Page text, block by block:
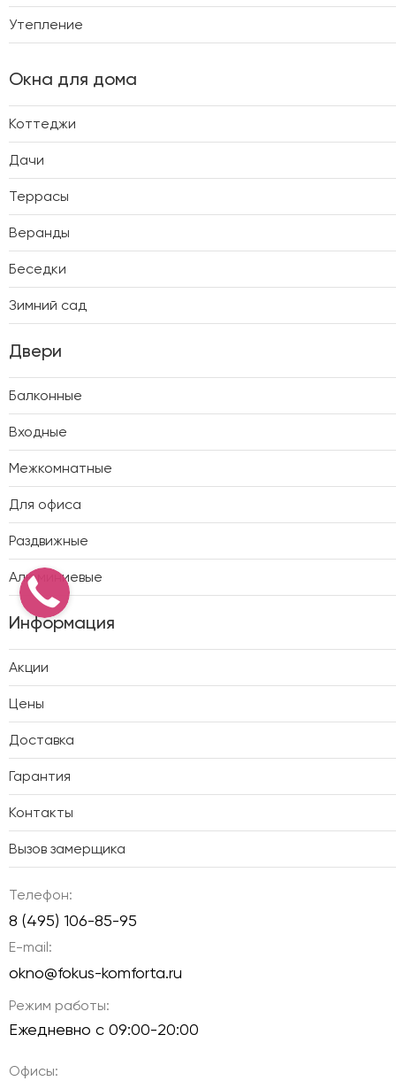
Утепление
Окна для дома
Коттеджи
Дачи
Террасы
Веранды
Беседки
Зимний сад
Двери
Балконные
Входные
Межкомнатные
Для офиса
Раздвижные
Алюминиевые
Информация
Акции
Цены
Доставка
Гарантия
Контакты
Вызов замерщика
Телефон:
8 (495) 106-85-95
E-mail:
okno@fokus-komforta.ru
Режим работы:
Ежедневно с 09:00-20:00
Офисы: